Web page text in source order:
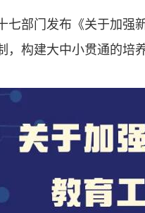
七部门发布《关于加强
，构建大中小贯通的